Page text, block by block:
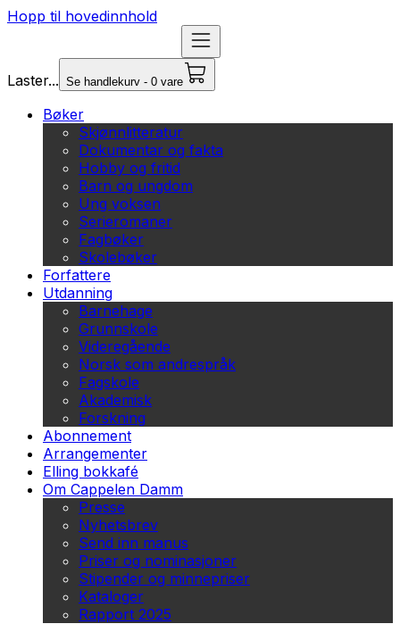
Hopp til hovedinnhold
Laster... Se handlekurv - 0 vare
Bøker
Skjønnlitteratur
Dokumentar og fakta
Hobby og fritid
Barn og ungdom
Ung voksen
Serieromaner
Fagbøker
Skolebøker
Forfattere
Utdanning
Barnehage
Grunnskole
Videregående
Norsk som andrespråk
Fagskole
Akademisk
Forskning
Abonnement
Arrangementer
Elling bokkafé
Om Cappelen Damm
Presse
Nyhetsbrev
Send inn manus
Priser og nominasjoner
Stipender og minnepriser
Kataloger
Rapport 2025